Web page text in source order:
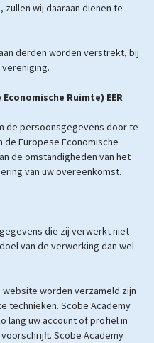
wij daaraan dienen te
derden worden verstrekt, bij
Ruimte) EER
de persoonsgegevens door te
Europese Economische
de omstandigheden van het
van uw overeenkomst.
die zij verwerkt niet
van de verwerking dan wel
worden verzameld zijn
technieken. Scobe Academy
lang uw account of profiel in
Scobe Academy